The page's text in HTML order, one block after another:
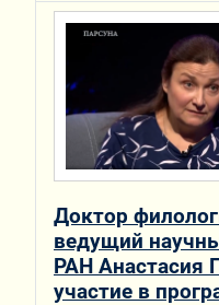
Доктор
ведущий
РАН Анастасия
участие в